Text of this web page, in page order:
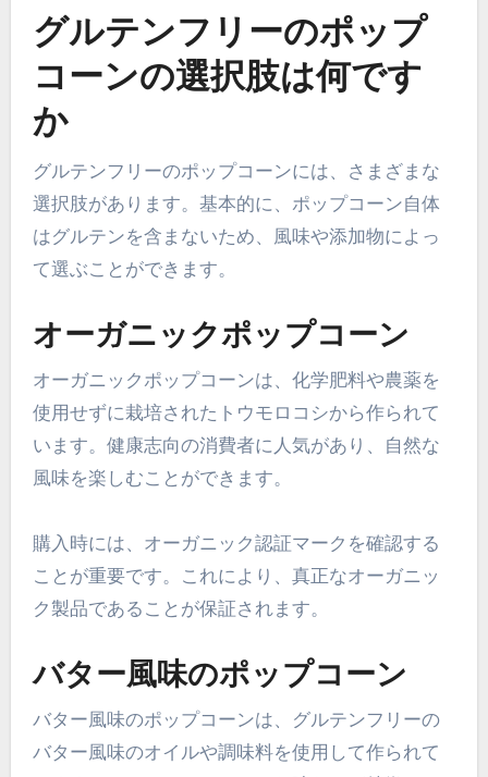
グルテンフリーのポップ
コーンの選択肢は何です
か
グルテンフリーのポップコーンには、さまざまな
選択肢があります。基本的に、ポップコーン自体
はグルテンを含まないため、風味や添加物によっ
て選ぶことができます。
オーガニックポップコーン
オーガニックポップコーンは、化学肥料や農薬を
使用せずに栽培されたトウモロコシから作られて
います。健康志向の消費者に人気があり、自然な
風味を楽しむことができます。
購入時には、オーガニック認証マークを確認する
ことが重要です。これにより、真正なオーガニッ
ク製品であることが保証されます。
バター風味のポップコーン
バター風味のポップコーンは、グルテンフリーの
バター風味のオイルや調味料を使用して作られて